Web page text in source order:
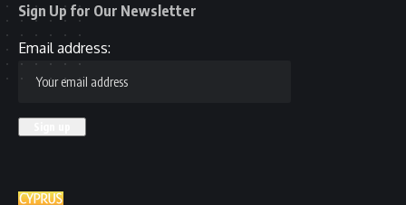
Sign Up for Our Newsletter
Email address: